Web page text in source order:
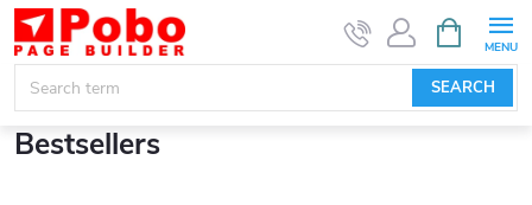
Skip
content
SEARCH
CART
Bestsellers